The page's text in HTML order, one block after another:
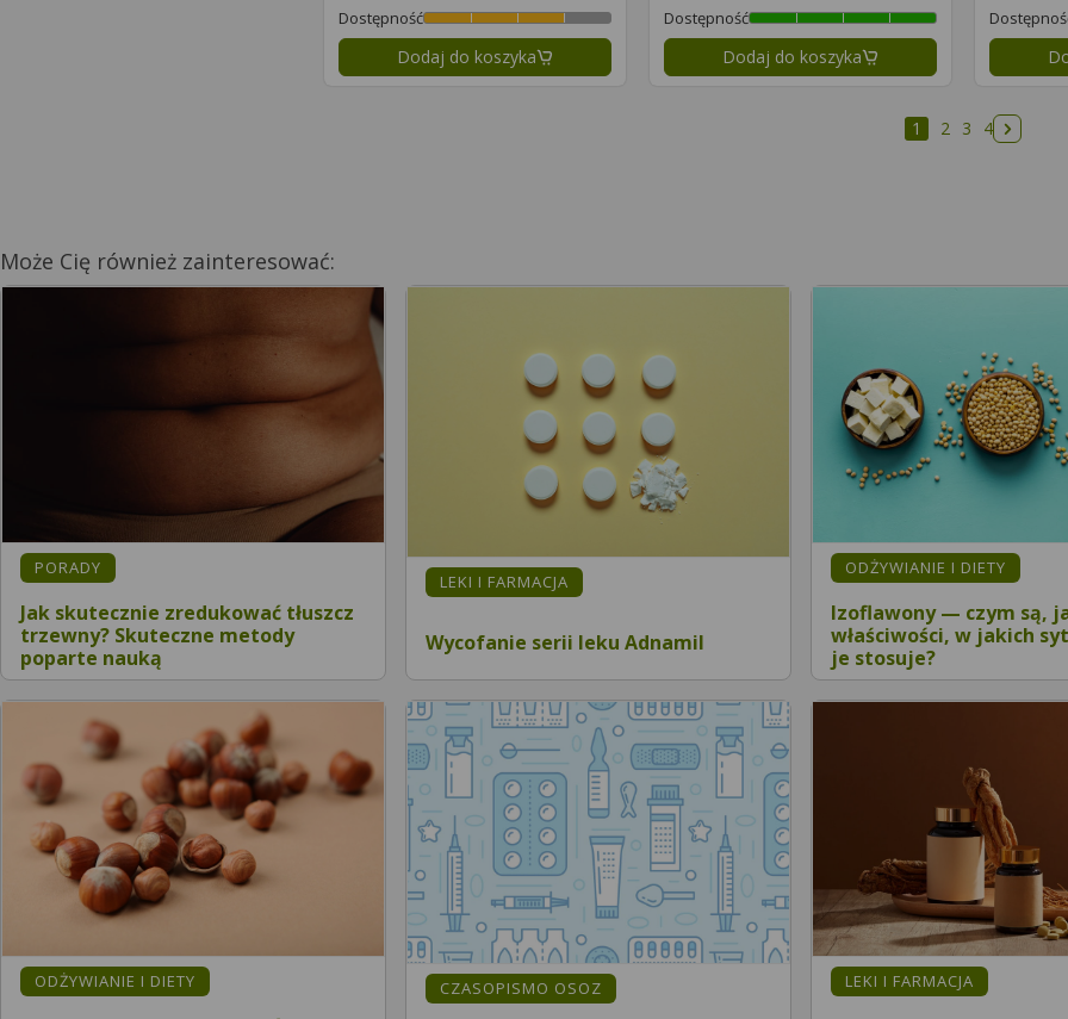
Dostępność
Dodaj do koszyka
Dostępność
Dodaj do koszyka
1 2 3 4
Może Cię również zainteresować:
PORADY
Jak skutecznie zredukować tłuszcz
trzewny? Skuteczne metody
poparte nauką
LEKI I FARMACJA
Wycofanie serii leku Adnamil
ODŻYWIANIE I DIETY
Izoflawony — czym są,
właściwości, w jakich
je stosuje?
ODŻYWIANIE I DIETY CZASOPISMO OSOZ LEKI I FARMACJA